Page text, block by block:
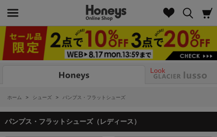
Look
ホーム > シューズ > パンプス・フラットシューズ
パンプス・フラットシューズ（レディース）